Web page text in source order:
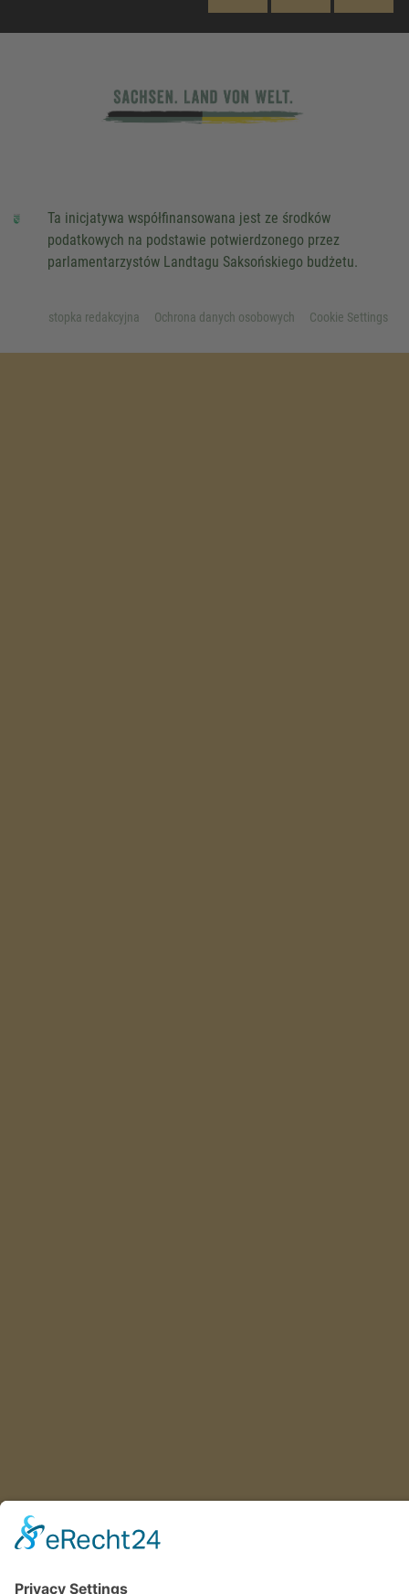
Ta inicjatywa współfinansowana jest ze środków
podatkowych na podstawie potwierdzonego przez
parlamentarzystów Landtagu Saksońskiego budżetu.
stopka redakcyjna Ochrona danych osobowych Cookie Settings